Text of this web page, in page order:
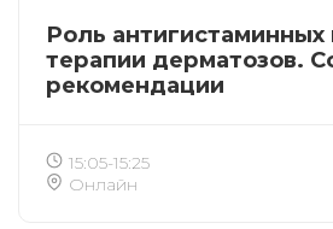
Роль антигистаминных
терапии дерматозов.
рекомендации
15:05-15:25
Онлайн